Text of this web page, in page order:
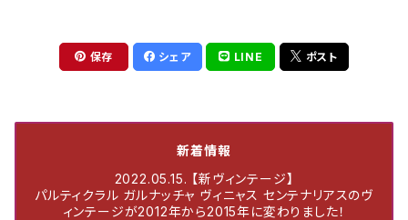
保存 シェア LINE ポスト
新着情報
2022.05.15. 【新ヴィンテージ】
パルティクラル ガルナッチャ ヴィニャス センテナリアスのヴ
ィンテージが2012年から2015年に変わりました！